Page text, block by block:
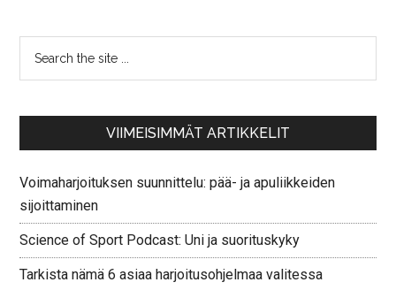
VIIMEISIMMÄT ARTIKKELIT
Voimaharjoituksen suunnittelu: pää- ja apuliikkeiden
sijoittaminen
Science of Sport Podcast: Uni ja suorituskyky
Tarkista nämä 6 asiaa harjoitusohjelmaa valitessa